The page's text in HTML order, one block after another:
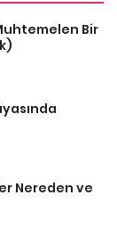
Bir
Nereden ve